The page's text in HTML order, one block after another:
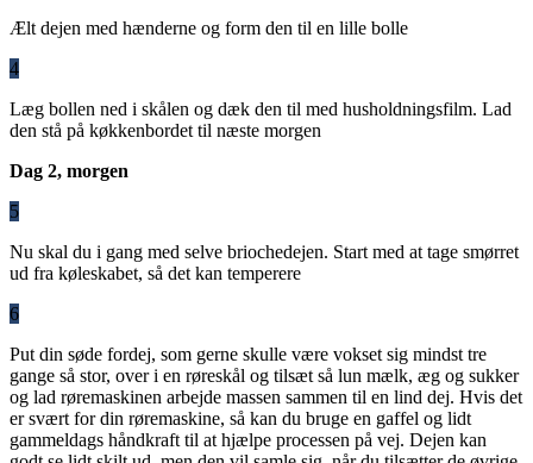
Ælt dejen med hænderne og form den til en lille bolle
4
Læg bollen ned i skålen og dæk den til med husholdningsfilm. Lad
den stå på køkkenbordet til næste morgen
Dag 2, morgen
5
Nu skal du i gang med selve briochedejen. Start med at tage smørret
ud fra køleskabet, så det kan temperere
6
Put din søde fordej, som gerne skulle være vokset sig mindst tre
gange så stor, over i en røreskål og tilsæt så lun mælk, æg og sukker
og lad røremaskinen arbejde massen sammen til en lind dej. Hvis det
er svært for din røremaskine, så kan du bruge en gaffel og lidt
gammeldags håndkraft til at hjælpe processen på vej. Dejen kan